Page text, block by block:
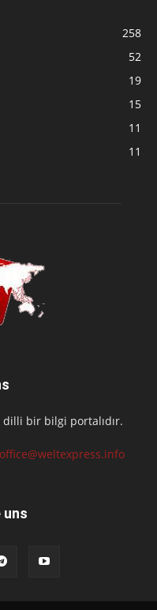
258
52
19
15
11
11
dilli bir bilgi portalıdır.
uns